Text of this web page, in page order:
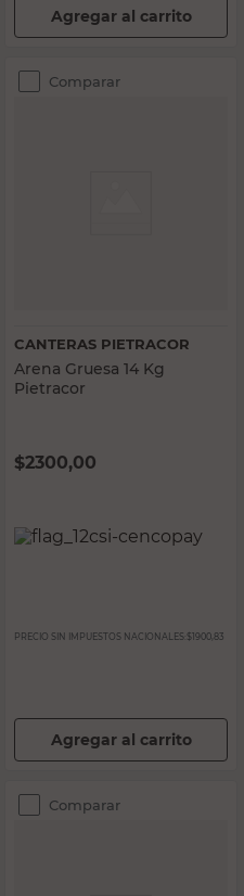
Agregar al carrito
Comparar
CANTERAS PIETRACOR
Arena Gruesa 14 Kg
Pietracor
$2300,00
PRECIO SIN IMPUESTOS NACIONALES: $1900,83
Agregar al carrito
Comparar